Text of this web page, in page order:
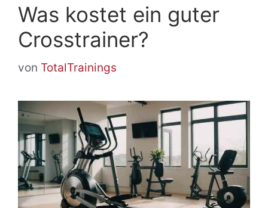
Was kostet ein guter
Crosstrainer?
von TotalTrainings